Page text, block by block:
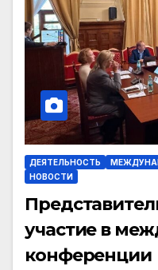
ДЕЯТЕЛЬНОСТЬ
НОВОСТИ
участие в
конференции